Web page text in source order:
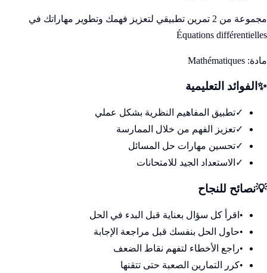
مجموعة من 2 تمرين تطبيقي لتعزيز فهمك وتطوير مهاراتك في
Équations différentielles
مادة: Mathématiques
✨ الفوائد التعليمية
✓تطبيق المفاهيم النظرية بشكل عملي
✓تعزيز الفهم من خلال الممارسة
✓تحسين مهارات حل المسائل
✓ الاستعداد الجيد للامتحانات
💡نصائح للنجاح
• اقرأ كل سؤال بعناية قبل البدء في الحل
•حاول الحل بنفسك قبل مراجعة الإجابة
•راجع الأخطاء لتفهم نقاط الضعف
•كرر التمارين الصعبة حتى تتقنها